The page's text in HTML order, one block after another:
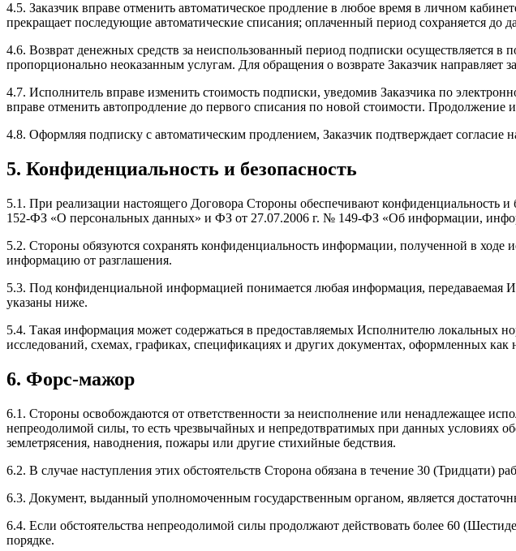
4.5. Заказчик вправе отменить автоматическое продление в любое время в личном
прекращает последующие автоматические списания; оплаченный период сохраняется до
4.6. Возврат денежных средств за неиспользованный период подписки осуществляется
пропорционально неоказанным услугам. Для обращения о возврате Заказчик направляет
4.7. Исполнитель вправе изменить стоимость подписки, уведомив Заказчика по
вправе отменить автопродление до первого списания по новой стоимости. Продолжение
4.8. Оформляя подписку с автоматическим продлением, Заказчик подтверждает
5. Конфиденциальность и безопасность
5.1. При реализации настоящего Договора Стороны обеспечивают конфиденциальность
152-ФЗ «О персональных данных» и ФЗ от 27.07.2006 г. № 149-ФЗ «Об информации,
5.2. Стороны обязуются сохранять конфиденциальность информации, полученной в
информацию от разглашения.
5.3. Под конфиденциальной информацией понимается любая информация, передаваемая
указаны ниже.
5.4. Такая информация может содержаться в предоставляемых Исполнителю локальных
исследований, схемах, графиках, спецификациях и других документах, оформленных
6. Форс-мажор
6.1. Стороны освобождаются от ответственности за неисполнение или ненадлежащее
непреодолимой силы, то есть чрезвычайных и непредотвратимых при данных условиях
землетрясения, наводнения, пожары или другие стихийные бедствия.
6.2. В случае наступления этих обстоятельств Сторона обязана в течение 30 (Тридцати)
6.3. Документ, выданный уполномоченным государственным органом, является
6.4. Если обстоятельства непреодолимой силы продолжают действовать более 60
порядке.